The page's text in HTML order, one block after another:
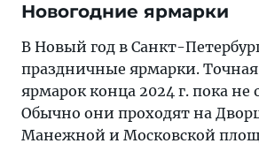
Новогодние ярмарки
В Новый год в Санкт-
праздничные ярмарки.
ярмарок конца 2024 г. пока не
Обычно они проходят на
Манежной и Московской